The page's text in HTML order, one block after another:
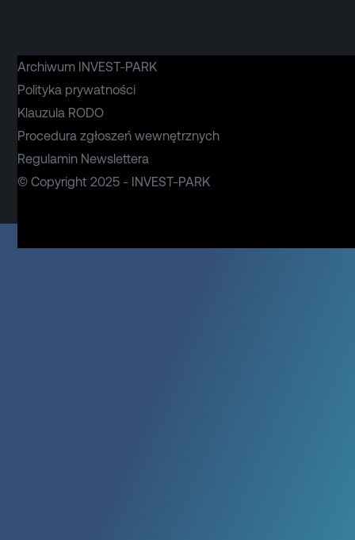
© Copyright 2025 - INVEST-PARK
Archiwum INVEST-PARK
Polityka prywatności
Klauzula RODO
Procedura zgłoszeń wewnętrznych
Regulamin Newslettera